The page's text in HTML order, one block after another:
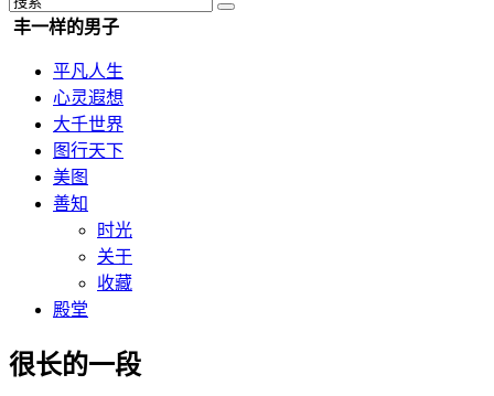
丰一样的男子
平凡人生
心灵遐想
大千世界
图行天下
美图
善知
时光
关于
收藏
殿堂
很长的一段